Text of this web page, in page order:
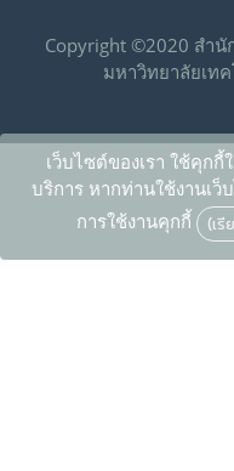
Copyright ©2020 สำนั
มหาวิทยาลัยเท
เว็บไซต์ของเรา ใช้คุก
บริการ หากท่านใช้งานเ
การใช้งานคุกกี้ (เ